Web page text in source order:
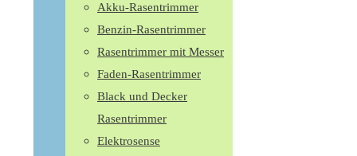
Akku-Rasentrimmer
Benzin-Rasentrimmer
Rasentrimmer mit Messer
Faden-Rasentrimmer
Black und Decker
Rasentrimmer
Elektrosense